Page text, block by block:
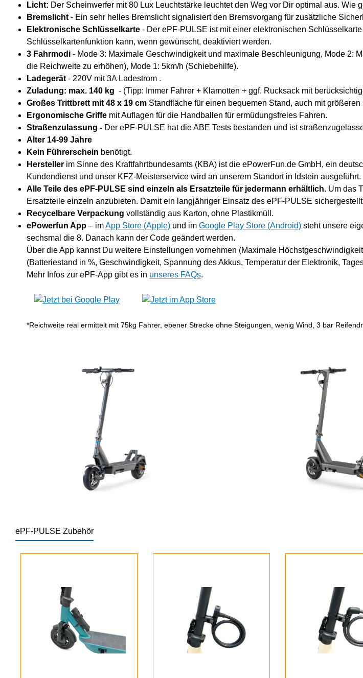
Licht: Der Scheinwerfer mit 80 Lux Leuchtstärke leuchtet den Weg vor Dir optimal aus.
Bremslicht - Ein sehr helles Bremslicht signalisiert den Bremsvorgang für zusätzliche
Elektronische Schlüsselkarte - Der ePF-PULSE ist mit einer elektronischen
Schlüsselkartenfunktion kann, wenn gewünscht, deaktiviert werden.
3 Fahrmodi - Mode 3: Maximale Geschwindigkeit und maximale Beschleunigung, Mode 2:
die Reichweite zu erhöhen), Mode 1: 5km/h (Schiebehilfe).
Ladegerät - 220V mit 3A Ladestrom .
Zuladung: max. 140 kg - (Tipp: Immer Fahrer + Klamotten + ggf. Rucksack mit
Großes Trittbrett mit 48 x 19 cm Standfläche für einen bequemen Stand, auch mit größeren
Ergonomische Griffe mit Auflagen für die Handballen für ermüdungsfreies Fahren.
Straßenzulassung - Der ePF-PULSE hat die ABE Tests bestanden und ist
Alter 14-99 Jahre
Kein Führerschein benötigt.
Hersteller im Sinne des Kraftfahrtbundesamts (KBA) ist die ePowerFun.de GmbH, ein
Kundendienst und unser KFZ-Meisterservice wird an unserem Standort in Idstein ausgeführt.
Alle Teile des ePF-PULSE sind einzeln als Ersatzteile für jedermann erhältlich. Um das
Ersatzteile einzeln anzubieten. Damit ein langjähriger Einsatz des ePF-PULSE
Recycelbare Verpackung vollständig aus Karton, ohne Plastikmüll.
ePowerfun App – imApp Store (Apple) und im Google Play Store (Android) steht unsere
sechsmal die 8. Danach kann der Code geändert werden.
Über die App kannst Du weitere Einstellungen vornehmen (Maximale
(Batteriestand in %, Geschwindigkeit, Spannung des Akkus, Temperatur der Elektronik,
Mehr Infos zur ePF-App gibt es in unseres FAQs.
*Reichweite real ermittelt mit 75kg Fahrer, ebener Strecke ohne Steigungen, wenig Wind, 3 bar
ePF-PULSE Zubehör